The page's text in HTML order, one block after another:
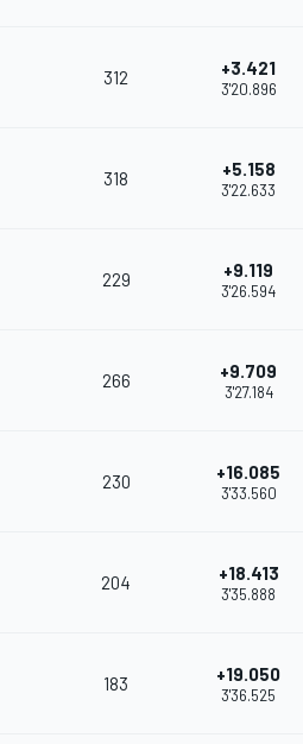
312 +3.421
3'20.896
318 +5.158
3'22.633
229 +9.119
3'26.594
266 +9.709
3'27.184
230 +16.085
3'33.560
204 +18.413
3'35.888
183 +19.050
3'36.525